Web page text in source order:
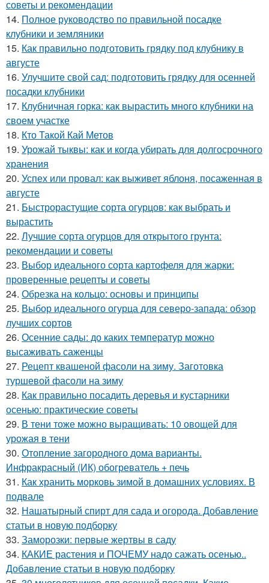
советы и рекомендации
14. Полное руководство по правильной посадке
клубники и земляники
15. Как правильно подготовить грядку под клубнику в
августе
16. Улучшите свой сад: подготовить грядку для осенней
посадки клубники
17. Клубничная горка: как вырастить много клубники на
своем участке
18. Кто Такой Кай Метов
19. Урожай тыквы: как и когда убирать для долгосрочного
хранения
20. Успех или провал: как выживет яблоня, посаженная в
августе
21. Быстрорастущие сорта огурцов: как выбрать и
вырастить
22. Лучшие сорта огурцов для открытого грунта:
рекомендации и советы
23. Выбор идеального сорта картофеля для жарки:
проверенные рецепты и советы
24. Обрезка на кольцо: основы и принципы
25. Выбор идеального огурца для северо-запада: обзор
лучших сортов
26. Осенние сады: до каких температур можно
высаживать саженцы
27. Рецепт квашеной фасоли на зиму. Заготовка
туршевой фасоли на зиму
28. Как правильно посадить деревья и кустарники
осенью: практические советы
29. В тени тоже можно выращивать: 10 овощей для
урожая в тени
30. Отопление загородного дома варианты.
Инфракрасный (ИК) обогреватель + печь
31. Как хранить морковь зимой в домашних условиях. В
подвале
32. Нашатырный спирт для сада и огорода. Добавление
статьи в новую подборку
33. Заморозки: первые жертвы в саду
34. КАКИЕ растения и ПОЧЕМУ надо сажать осенью..
Добавление статьи в новую подборку